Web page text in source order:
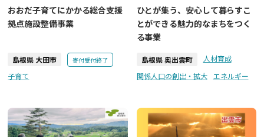
おおだ子育てにかかる総合支援
拠点施設整備事業
島根県 大田市 寄付受付終了
子育て
ひとが集う、安心して暮らすこ
とができる魅力的なまちをつく
る事業
島根県 奥出雲町
人材育成
関係人口の創出・拡大
エネルギー